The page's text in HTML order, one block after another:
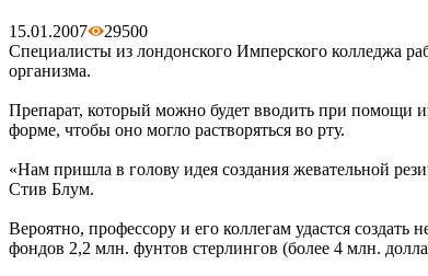
15.01.2007 29500
Специалисты из лондонского Имперского колледжа
организма.
Препарат, который можно будет вводить при помощи
форме, чтобы оно могло растворяться во рту.
«Нам пришла в голову идея создания жевательной
Стив Блум.
Вероятно, профессору и его коллегам удастся
фондов 2,2 млн. фунтов стерлингов (более 4 млн.